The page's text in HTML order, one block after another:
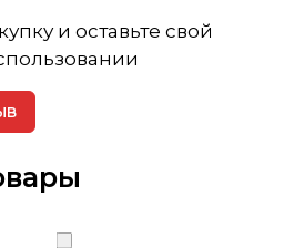
и оставьте свой